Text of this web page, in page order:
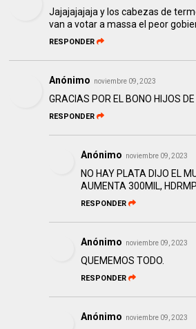
Jajajajajaja y los cabezas de
van a votar a massa el peor
RESPONDER
Anónimo noviembre 09, 2023
GRACIAS POR EL BONO HIJOS
RESPONDER
Anónimo noviembre 09, 2023
NO HAY PLATA DIJO EL
AUMENTA 300MIL, HDRMP
RESPONDER
Anónimo noviembre 09, 2023
QUEMEMOS TODO.
RESPONDER
Anónimo noviembre 09, 2023